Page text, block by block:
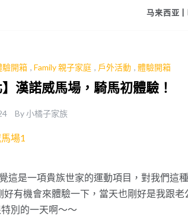
马来西亚 |
開箱 , Family 親子家庭 , 戶外活動 , 體驗開箱
】漢諾威馬場，騎馬初體驗！
By 小橘子家族
這是一項貴族世家的運動項目，對我們這
好有機會來體驗一下，當天也剛好是我跟老
別的一天啊～～